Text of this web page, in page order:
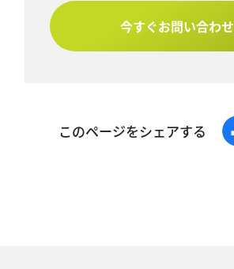
今すぐお問い合わせ
このページをシェアする